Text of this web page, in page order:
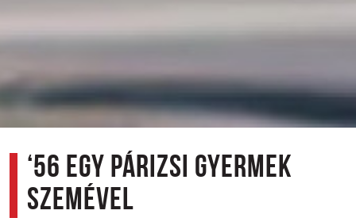
‘56 egy párizsi gyermek
szemével